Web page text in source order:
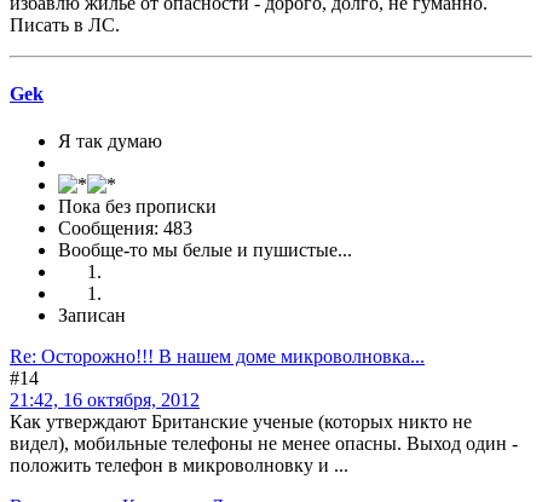
Писать в ЛС.
Gek
Я так думаю
Пока без прописки
Сообщения: 483
Вообще-то мы белые и пушистые...
Записан
Re: Осторожно!!! В нашем доме микроволновка...
#14
21:42, 16 октября, 2012
Как утверждают Британские ученые (которых никто не
видел), мобильные телефоны не менее опасны. Выход один -
положить телефон в микроволновку и ...